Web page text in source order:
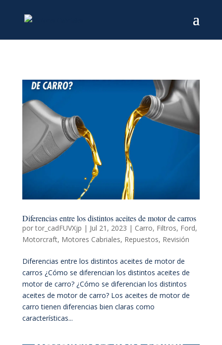
Diferencias entre los distintos aceites de motor de carros
portor_cadFUVXjp | Jul 21, 2023 | Carro, Filtros, Ford,
Motorcraft, Motores Cabriales, Repuestos, Revisión
Diferencias entre los distintos aceites de motor de
carros ¿Cómo se diferencian los distintos aceites de
motor de carro? ¿Cómo se diferencian los distintos
aceites de motor de carro? Los aceites de motor de
carro tienen diferencias bien claras como
características...